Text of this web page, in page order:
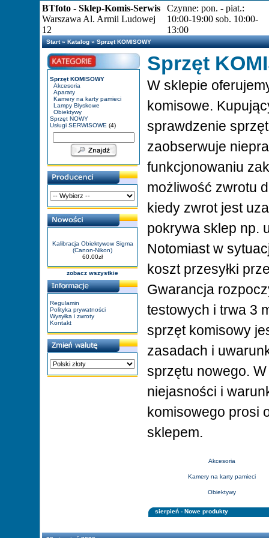
BTfoto - Sklep-Komis-Serwis
Warszawa Al. Armii Ludowej
12
Czynne: pon. - piat.:
10:00-19:00 sob. 10:00-
13:00
Start»Katalog»Sprzęt KOMISOWY
Sprzęt KOMISOWY
Akcesoria
Aparaty
Kamery na karty pamieci
Lampy Błyskowe
Obiektywy
Sprzęt NOWY
Usługi SERWISOWE (4)
Kalibracja Obiektywow Sigma
(Canon-Nikon)
60.00zł
zobacz wszystkie
Regulamin
Polityka prywatności
Wysyłka i zwroty
Kontakt
Sprzęt
W sklepie
komisowe.
sprawdzenie
zaobserwuje
funkcjonowaniu
możliwość zwrotu
kiedy zwrot jest
pokrywa sklep np.
Notomiast w
koszt przesyłki
Gwarancja
testowych i trwa 3
sprzęt komisowy
zasadach i
sprzętu nowego.
niejasności i
komisowego prosi
sklepem.
Akcesoria
Kamery na karty pamieci
Obiektywy
sierpień - Nowe produkty